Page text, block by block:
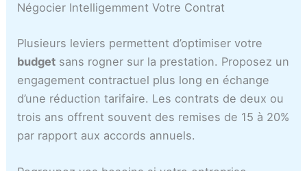
Négocier Intelligemment Votre Contrat
Plusieurs leviers permettent d’optimiser votre
budget sans rogner sur la prestation. Proposez un
engagement contractuel plus long en échange
d’une réduction tarifaire. Les contrats de deux ou
trois ans offrent souvent des remises de 15 à 20%
par rapport aux accords annuels.